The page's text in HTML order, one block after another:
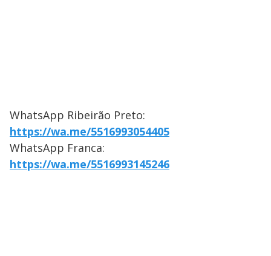
WhatsApp Ribeirão Preto:
https://wa.me/5516993054405
WhatsApp Franca:
https://wa.me/5516993145246